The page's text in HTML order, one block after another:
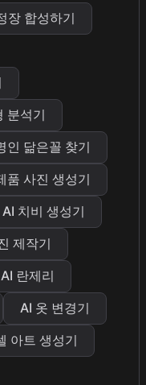
장 합성하기
분석기
인 닮은꼴 찾기
품 사진 생성기
AI 치비 생성기
제작기
AI 란제리
AI 옷 변경기
아트 생성기